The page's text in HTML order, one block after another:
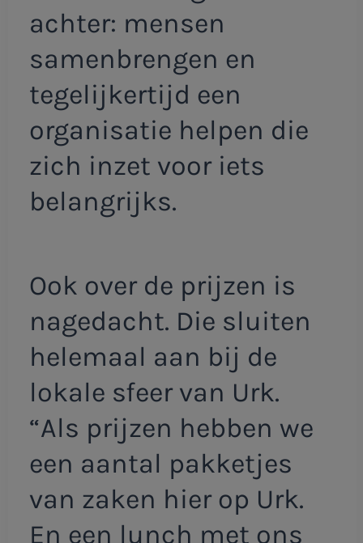
achter: mensen
samenbrengen en
tegelijkertijd een
organisatie helpen die
zich inzet voor iets
belangrijks.
Ook over de prijzen is
nagedacht. Die sluiten
helemaal aan bij de
lokale sfeer van Urk.
“Als prijzen hebben we
een aantal pakketjes
van zaken hier op Urk.
En een lunch met ons